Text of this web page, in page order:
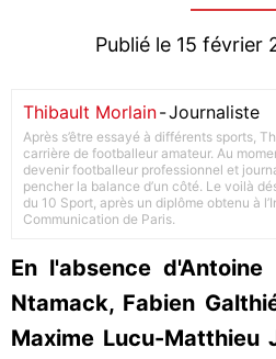
Publié le 15 février
Thibault Morlain-Journaliste
Après s’être essayé à différents sports,
carrière de footballeur amateur. Au
devenir footballeur professionnel et
pencher la balance d’un côté. Le voilà
du 10 Sport, après un diplôme obtenu à
Communication de Paris.
En l'absence
Ntamack, Fabien
Maxime Lucu-Matthieu